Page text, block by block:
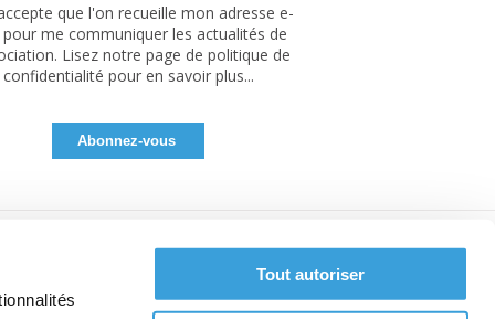
Tout autoriser
que l'on recueille mon adresse e-
me communiquer les actualités de
Lisez notre page de politique de
confidentialité pour en savoir plus...